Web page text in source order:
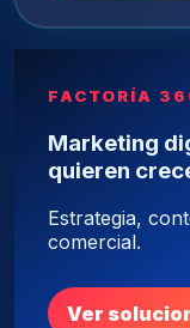
FACTORÍA
Marketing
quieren
Estrategia,
comercial.
Ver